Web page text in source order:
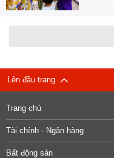
Lên đầu trang
Trang chủ
Tài chính - Ngân hàng
Bất động sản